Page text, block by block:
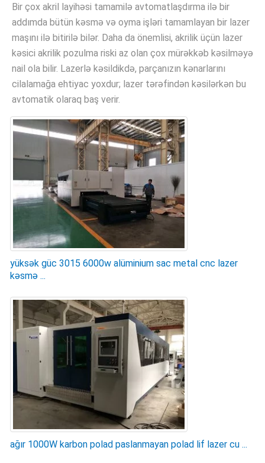
Bir çox akril layihəsi tamamilə avtomatlaşdırma ilə bir
addımda bütün kəsmə və oyma işləri tamamlayan bir lazer
maşını ilə bitirilə bilər. Daha da önemlisi, akrilik üçün lazer
kəsici akrilik pozulma riski az olan çox mürəkkəb kəsilməyə
nail ola bilir. Lazerlə kəsildikdə, parçanızın kənarlarını
cilalamağa ehtiyac yoxdur; lazer tərəfindən kəsilərkən bu
avtomatik olaraq baş verir.
yüksək güc 3015 6000w alüminium sac metal cnc lazer
kəsmə ...
ağır 1000W karbon polad paslanmayan polad lif lazer cu ...